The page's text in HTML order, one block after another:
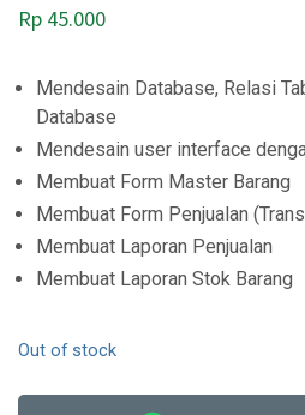
Rp 45.000
Mendesain Database, Relasi
Database
Mendesain user interface
Membuat Form Master Barang
Membuat Form Penjualan
Membuat Laporan Penjualan
Membuat Laporan Stok Barang
Out of stock